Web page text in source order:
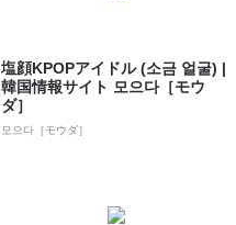
塩顔KPOPアイドル (소금 얼굴) |
韓国情報サイト 모으다［モウ
ダ］
모으다［モウダ］